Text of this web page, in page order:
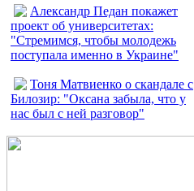
Александр Педан покажет
проект об университетах:
"Стремимся, чтобы молодежь
поступала именно в Украине"
Тоня Матвиенко о скандале с
Билозир: "Оксана забыла, что у
нас был с ней разговор"